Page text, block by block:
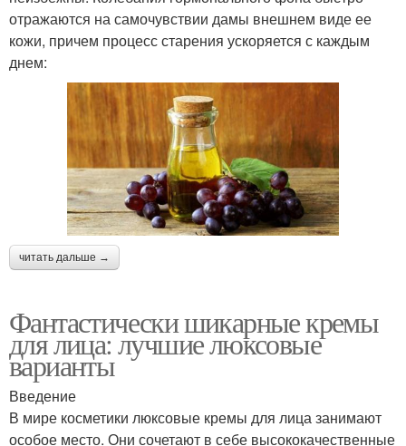
отражаются на самочувствии дамы внешнем виде ее
кожи, причем процесс старения ускоряется с каждым
днем:
читать дальше →
Фантастически шикарные кремы
для лица: лучшие люксовые
варианты
Введение
В мире косметики люксовые кремы для лица занимают
особое место. Они сочетают в себе высококачественные